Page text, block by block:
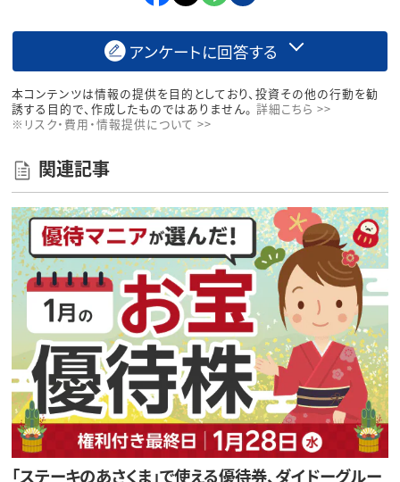
アンケートに回答する
本コンテンツは情報の提供を目的としており、投資その他の行動を勧
誘する目的で、作成したものではありません。 詳細こちら >>
※リスク・費用・情報提供について >>
関連記事
「ステーキのあさくま」で使える優待券、ダイドーグルー